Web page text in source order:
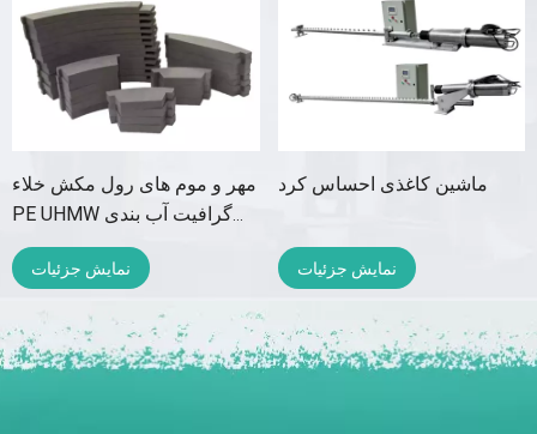
مهر و موم های رول مکش خلاء
PE UHMW گرافیت آب بندی
انتهای عرشه
نمایش جزئیات
ماشین کاغذی احساس کرد
نمایش جزئیات